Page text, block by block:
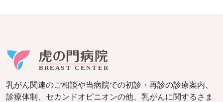
乳がん関連のご相談や当病院での初診・再診の診療案内、
診療体制、セカンドオピニオンの他、乳がんに関するさま